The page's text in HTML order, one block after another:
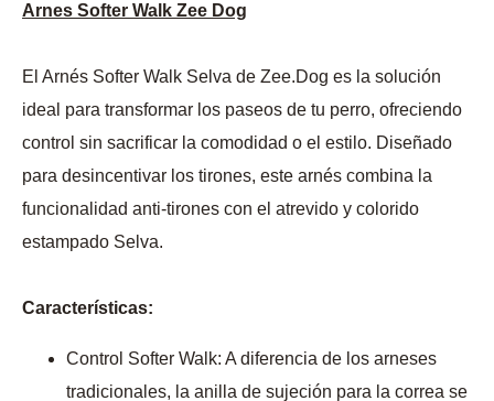
Arnes Softer Walk Zee Dog
El Arnés Softer Walk Selva de Zee.Dog es la solución
ideal para transformar los paseos de tu perro, ofreciendo
control sin sacrificar la comodidad o el estilo. Diseñado
para desincentivar los tirones, este arnés combina la
funcionalidad anti-tirones con el atrevido y colorido
estampado Selva.
Características:
Control Softer Walk: A diferencia de los arneses
tradicionales, la anilla de sujeción para la correa se